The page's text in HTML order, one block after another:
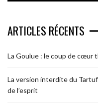
ARTICLES RÉCENTS
La Goulue : le coup de cœur
La version interdite du
de l’esprit